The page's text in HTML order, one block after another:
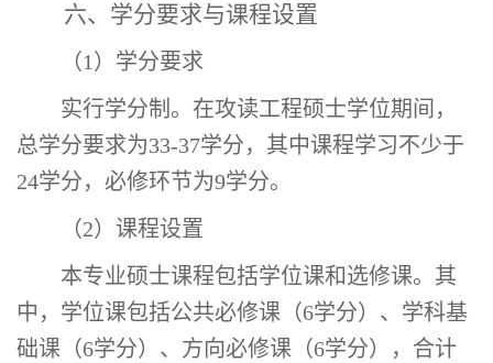
六、学分要求与课程设置
（1 ）学分要求
实行学分制。在攻读工程硕士学位期间，
总学分要求为33-37学分，其中课程学习不少于
24学分，必修环节为9学分。
（2）课程设置
本专业硕士课程包括学位课和选修课。其
中 ， 学位课包括公共必修课（6学分）、学科基
础课（6学分）、方向必修课（6学分）， 合计